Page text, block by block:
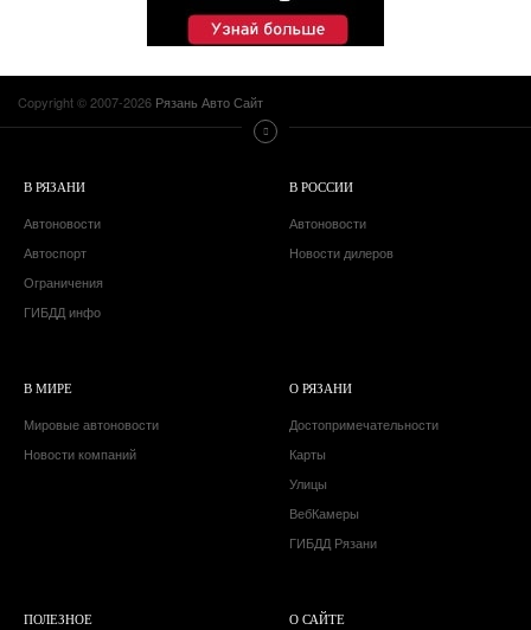
Copyright © 2007-2026 Рязань Авто Сайт
В РЯЗАНИ
Автоновости
Автоспорт
Ограничения
ГИБДД инфо
В РОССИИ
Автоновости
Новости дилеров
В МИРЕ
Мировые автоновости
Новости компаний
О РЯЗАНИ
Достопримечательности
Карты
Улицы
ВебКамеры
ГИБДД Рязани
ПОЛЕЗНОЕ О САЙТЕ